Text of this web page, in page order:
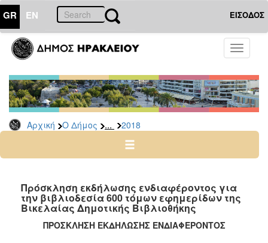
GR EN ΕΙΣΟΔΟΣ
Toggle
Αρχική Ο Δήμος ... 2018
ΔΗΜΟΣ
Δελτία
Τύπου
Αρχείο
2026
2024
2022
2021
Πρόσκληση εκδήλωσης ενδιαφέροντος για
την βιβλιοδεσία 600 τόμων εφημερίδων της
Βικελαίας Δημοτικής Βιβλιοθήκης
ΠΡΟΣΚΛΗΣΗ ΕΚΔΗΛΩΣΗΣ ΕΝΔΙΑΦΕΡΟΝΤΟΣ